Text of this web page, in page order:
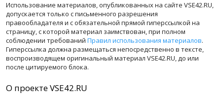
Использование материалов, опубликованных на сайте VSE42.RU,
допускается только с письменного разрешения
правообладателя и с обязательной прямой гиперссылкой на
страницу, с которой материал заимствован, при полном
соблюдении требований Правил использования материалов.
Гиперссылка должна размещаться непосредственно в тексте,
воспроизводящем оригинальный материал VSE42.RU, до или
после цитируемого блока.
О проекте VSE42.RU